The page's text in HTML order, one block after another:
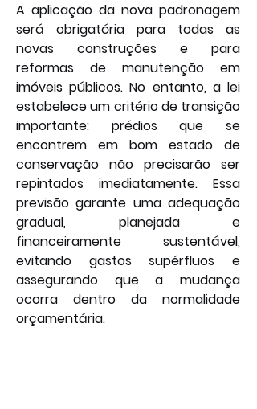
A aplicação da nova padronagem
será obrigatória para todas as
novas construções e para
reformas de manutenção em
imóveis públicos. No entanto, a lei
estabelece um critério de transição
importante: prédios que se
encontrem em bom estado de
conservação não precisarão ser
repintados imediatamente. Essa
previsão garante uma adequação
gradual, planejada e
financeiramente sustentável,
evitando gastos supérfluos e
assegurando que a mudança
ocorra dentro da normalidade
orçamentária.